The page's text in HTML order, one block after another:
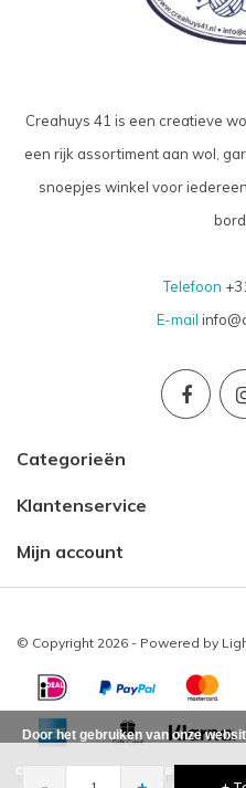
Creahuys 41 is een creatieve
een rijk assortiment aan wol,
snoepjes winkel voor
Telefoon
E-mail
Categorieën
Klantenservice
Mijn account
© Copyright 2026 - Powered by
Creahuys41 beoordelingen op
Door het gebruiken van onze
cookies om onze website te